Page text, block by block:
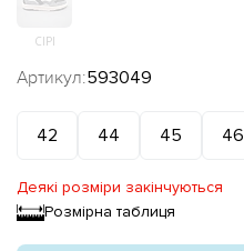
СІРІ
Артикул:593049
42 44 45 46
Деякі розміри закінчуються
Розмірна таблиця